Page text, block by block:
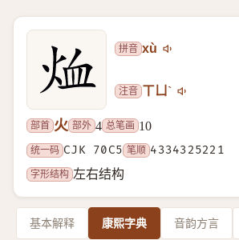
拼音 xù
注音 ㄒㄩˋ
部首 火 部外 4 总笔画 10
统一码 CJK 70C5 笔顺 4334325221
字形结构 左右结构
基本解释 康熙字典 音韵方言